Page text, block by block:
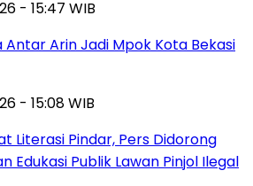
- 15:47 WIB
Antar Arin Jadi Mpok Kota Bekasi
- 15:08 WIB
Literasi Pindar, Pers Didorong
Edukasi Publik Lawan Pinjol Ilegal